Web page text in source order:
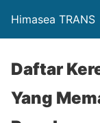
Himasea TRANS
Daftar
Yang